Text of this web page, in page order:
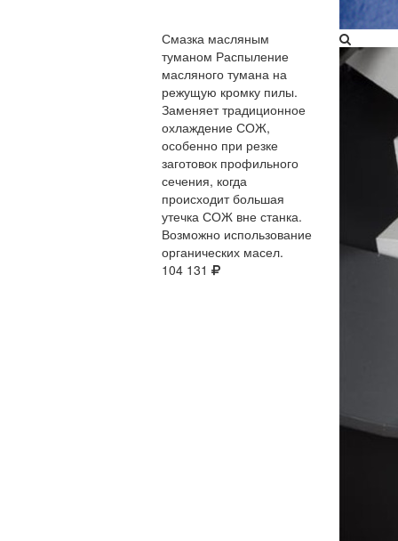
Смазка масляным
туманом​ Распыление
масляного тумана на
режущую кромку пилы.
Заменяет традиционное
охлаждение СОЖ,
особенно при резке
заготовок профильного
сечения, когда
происходит большая
утечка СОЖ вне станка.
Возможно использование
органических масел.
104 131